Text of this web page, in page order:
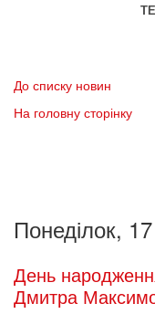
До списку новин
На головну сторінку
Понеділок,
День
Дмитра